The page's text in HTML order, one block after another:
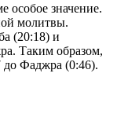
особое значение.
молитвы.
(20:18) и
Таким образом,
до Фаджра (0:46).